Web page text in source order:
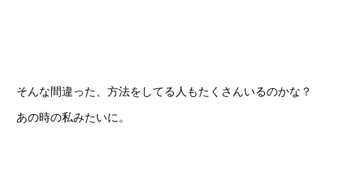
そんな間違った、方法をしてる人もたくさんいるのかな？
あの時の私みたいに。